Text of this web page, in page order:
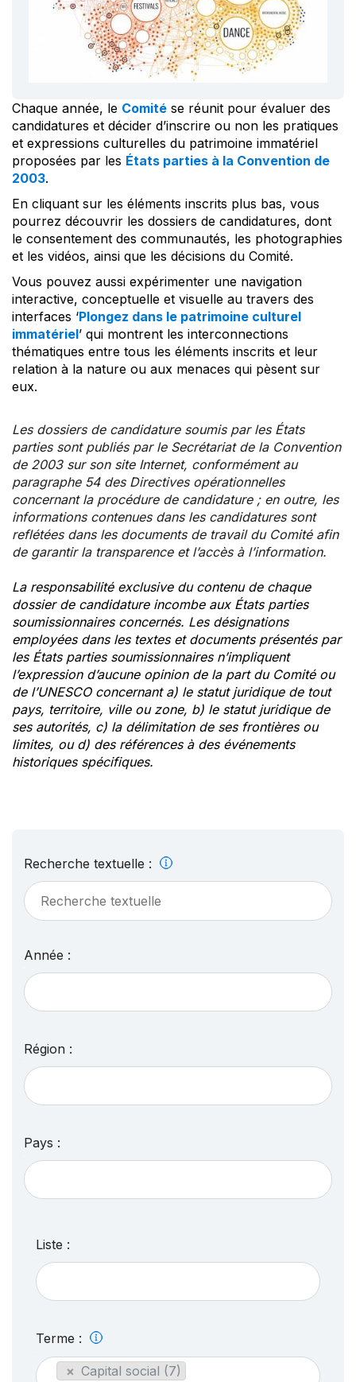
Chaque année, le Comité se réunit pour évaluer des
candidatures et décider d’inscrire ou non les pratiques
et expressions culturelles du patrimoine immatériel
proposées par les États parties à la Convention de
2003.
En cliquant sur les éléments inscrits plus bas, vous
pourrez découvrir les dossiers de candidatures, dont
le consentement des communautés, les photographies
et les vidéos, ainsi que les décisions du Comité.
Vous pouvez aussi expérimenter une navigation
interactive, conceptuelle et visuelle au travers des
interfaces ‘Plongez dans le patrimoine culturel
immatériel’ qui montrent les interconnections
thématiques entre tous les éléments inscrits et leur
relation à la nature ou aux menaces qui pèsent sur
eux.
Les dossiers de candidature soumis par les États
parties sont publiés par le Secrétariat de la Convention
de 2003 sur son site Internet, conformément au
paragraphe 54 des Directives opérationnelles
concernant la procédure de candidature ; en outre, les
informations contenues dans les candidatures sont
reflétées dans les documents de travail du Comité afin
de garantir la transparence et l’accès à l’information.
La responsabilité exclusive du contenu de chaque
dossier de candidature incombe aux États parties
soumissionnaires concernés. Les désignations
employées dans les textes et documents présentés par
les États parties soumissionnaires n’impliquent
l’expression d’aucune opinion de la part du Comité ou
de l’UNESCO concernant a) le statut juridique de tout
pays, territoire, ville ou zone, b) le statut juridique de
ses autorités, c) la délimitation de ses frontières ou
limites, ou d) des références à des événements
historiques spécifiques.
Recherche textuelle :
Année :
Région :
Pays :
Liste :
Terme :
× Capital social (7)